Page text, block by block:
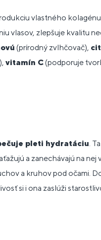
vlastného
vlasov, zlepšuje kvalitu
(prírodný zvlhčovač),
vitamín C(podporuje
pleti hydratáciu.
a zanechávajú na nej
a kruhov pod očami.
si i ona zaslúži